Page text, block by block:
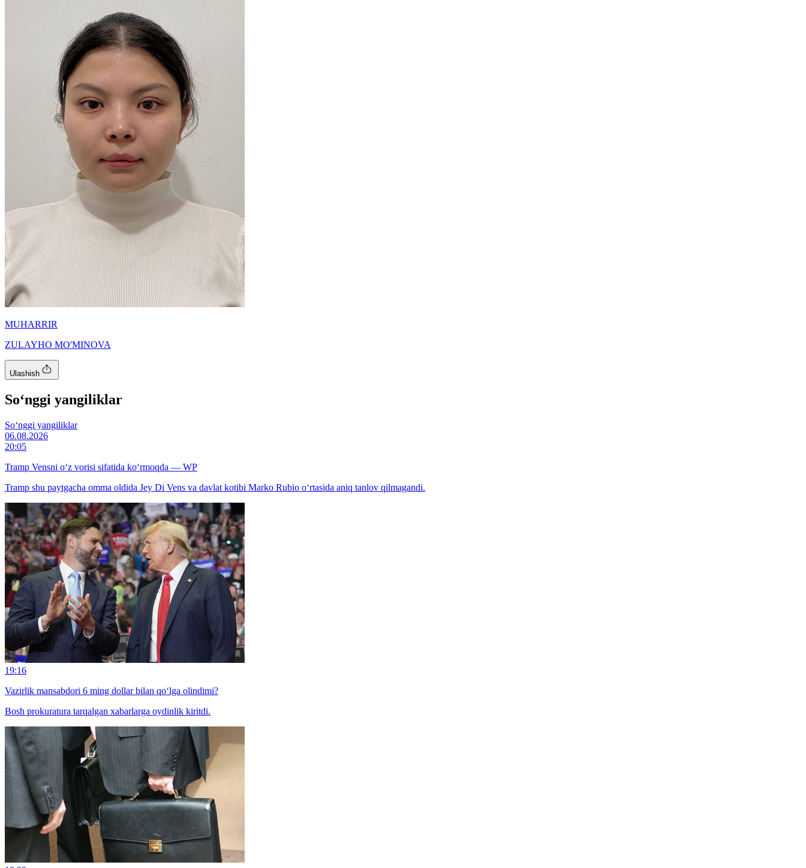
MUHARRIR
ZULAYHO MO'MINOVA
Ulashish
So‘nggi yangiliklar
So‘nggi yangiliklar
06.08.2026
20:05
Tramp Vensni o‘z vorisi sifatida ko‘rmoqda — WP
Tramp shu paytgacha omma oldida Jey Di Vens va davlat kotibi Marko Rubio o‘rtasida aniq tanlov qilmagandi.
19:16
Vazirlik mansabdori 6 ming dollar bilan qo‘lga olindimi?
Bosh prokuratura tarqalgan xabarlarga oydinlik kiritdi.